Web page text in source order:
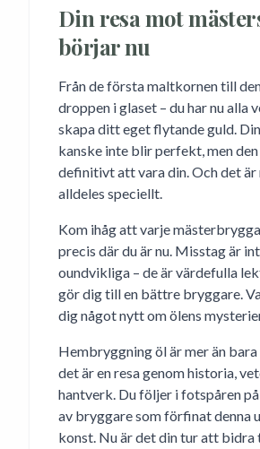
Din resa mot
börjar nu
Från de första maltkornen till
droppen i glaset – du har nu alla
skapa ditt eget flytande guld.
kanske inte blir perfekt, men
definitivt att vara din. Och det är
alldeles speciellt.
Kom ihåg att varje
precis där du är nu. Misstag är
oundvikliga – de är värdefulla
gör dig till en bättre bryggare.
dig något nytt om ölens
Hembryggning öl är mer än bara
det är en resa genom historia,
hantverk. Du följer i fotspåren
av bryggare som förfinat denna
konst. Nu är det din tur att bidra